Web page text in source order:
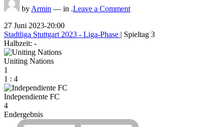
by Armin — in .Leave a Comment
27 Juni 2023-20:00
Stadtliga Stuttgart 2023 - Liga-Phase | Spieltag 3
Halbzeit: -
Uniting Nations
1
1 : 4
Independiente FC
4
Endergebnis